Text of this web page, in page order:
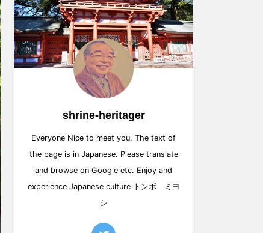
shrine-heritager
Everyone Nice to meet you. The text of
the page is in Japanese. Please translate
and browse on Google etc. Enjoy and
experience Japanese culture トンボ ミヨ
シ